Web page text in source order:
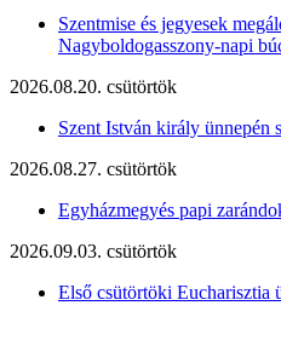
Szentmise és jegyesek
Nagyboldogasszony-napi
2026.08.20. csütörtök
Szent István király ünnepén
2026.08.27. csütörtök
Egyházmegyés papi
2026.09.03. csütörtök
Első csütörtöki Eucharisztia